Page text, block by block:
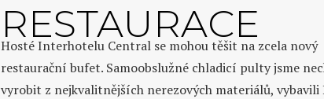
RESTAURACE
Hosté Interhotelu Central se mohou těšit na zcela nový
restaurační bufet. Samoobslužné chladicí pulty jsme
vyrobit z nejkvalitnějších nerezových materiálů, vybavili